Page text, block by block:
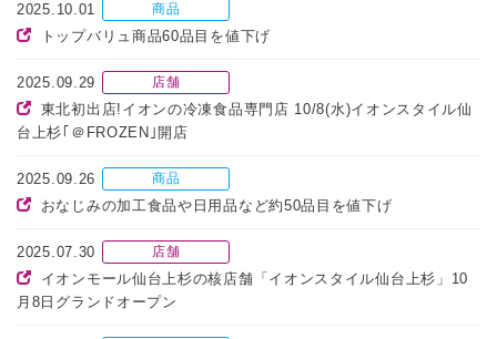
2025.10.01 商品
トップバリュ商品60品目を値下げ
2025.09.29 店舗
東北初出店!イオンの冷凍食品専門店 10/8(水)イオンスタイル仙
台上杉｢＠FROZEN｣開店
2025.09.26 商品
おなじみの加工食品や日用品など約50品目を値下げ
2025.07.30 店舗
イオンモール仙台上杉の核店舗「イオンスタイル仙台上杉」10
月8日グランドオープン